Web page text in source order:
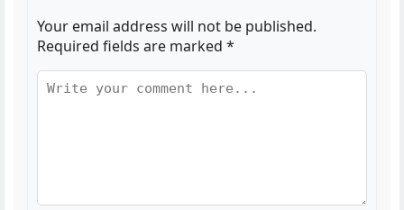
Your email address will not be published.
Required fields are marked *